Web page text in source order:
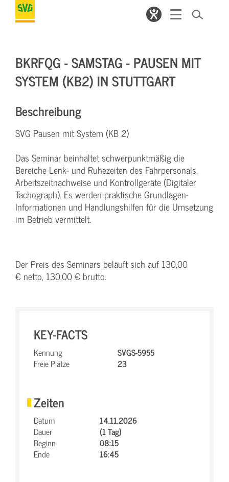
BKRFQG - SAMSTAG - PAUSEN MIT
SYSTEM (KB2) IN STUTTGART
Beschreibung
SVG Pausen mit System (KB 2)
Das Seminar beinhaltet schwerpunktmäßig die
Bereiche Lenk- und Ruhezeiten des Fahrpersonals,
Arbeitszeitnachweise und Kontrollgeräte (Digitaler
Tachograph). Es werden praktische Grundlagen-
Informationen und Handlungshilfen für die Umsetzung
im Betrieb vermittelt.
Der Preis des Seminars beläuft sich auf 130,00
€ netto, 130,00 € brutto.
KEY-FACTS
Kennung
SVGS-5955
Freie Plätze
23
Zeiten
Datum
14.11.2026
Dauer
(1 Tag)
Beginn
08:15
Ende
16:45